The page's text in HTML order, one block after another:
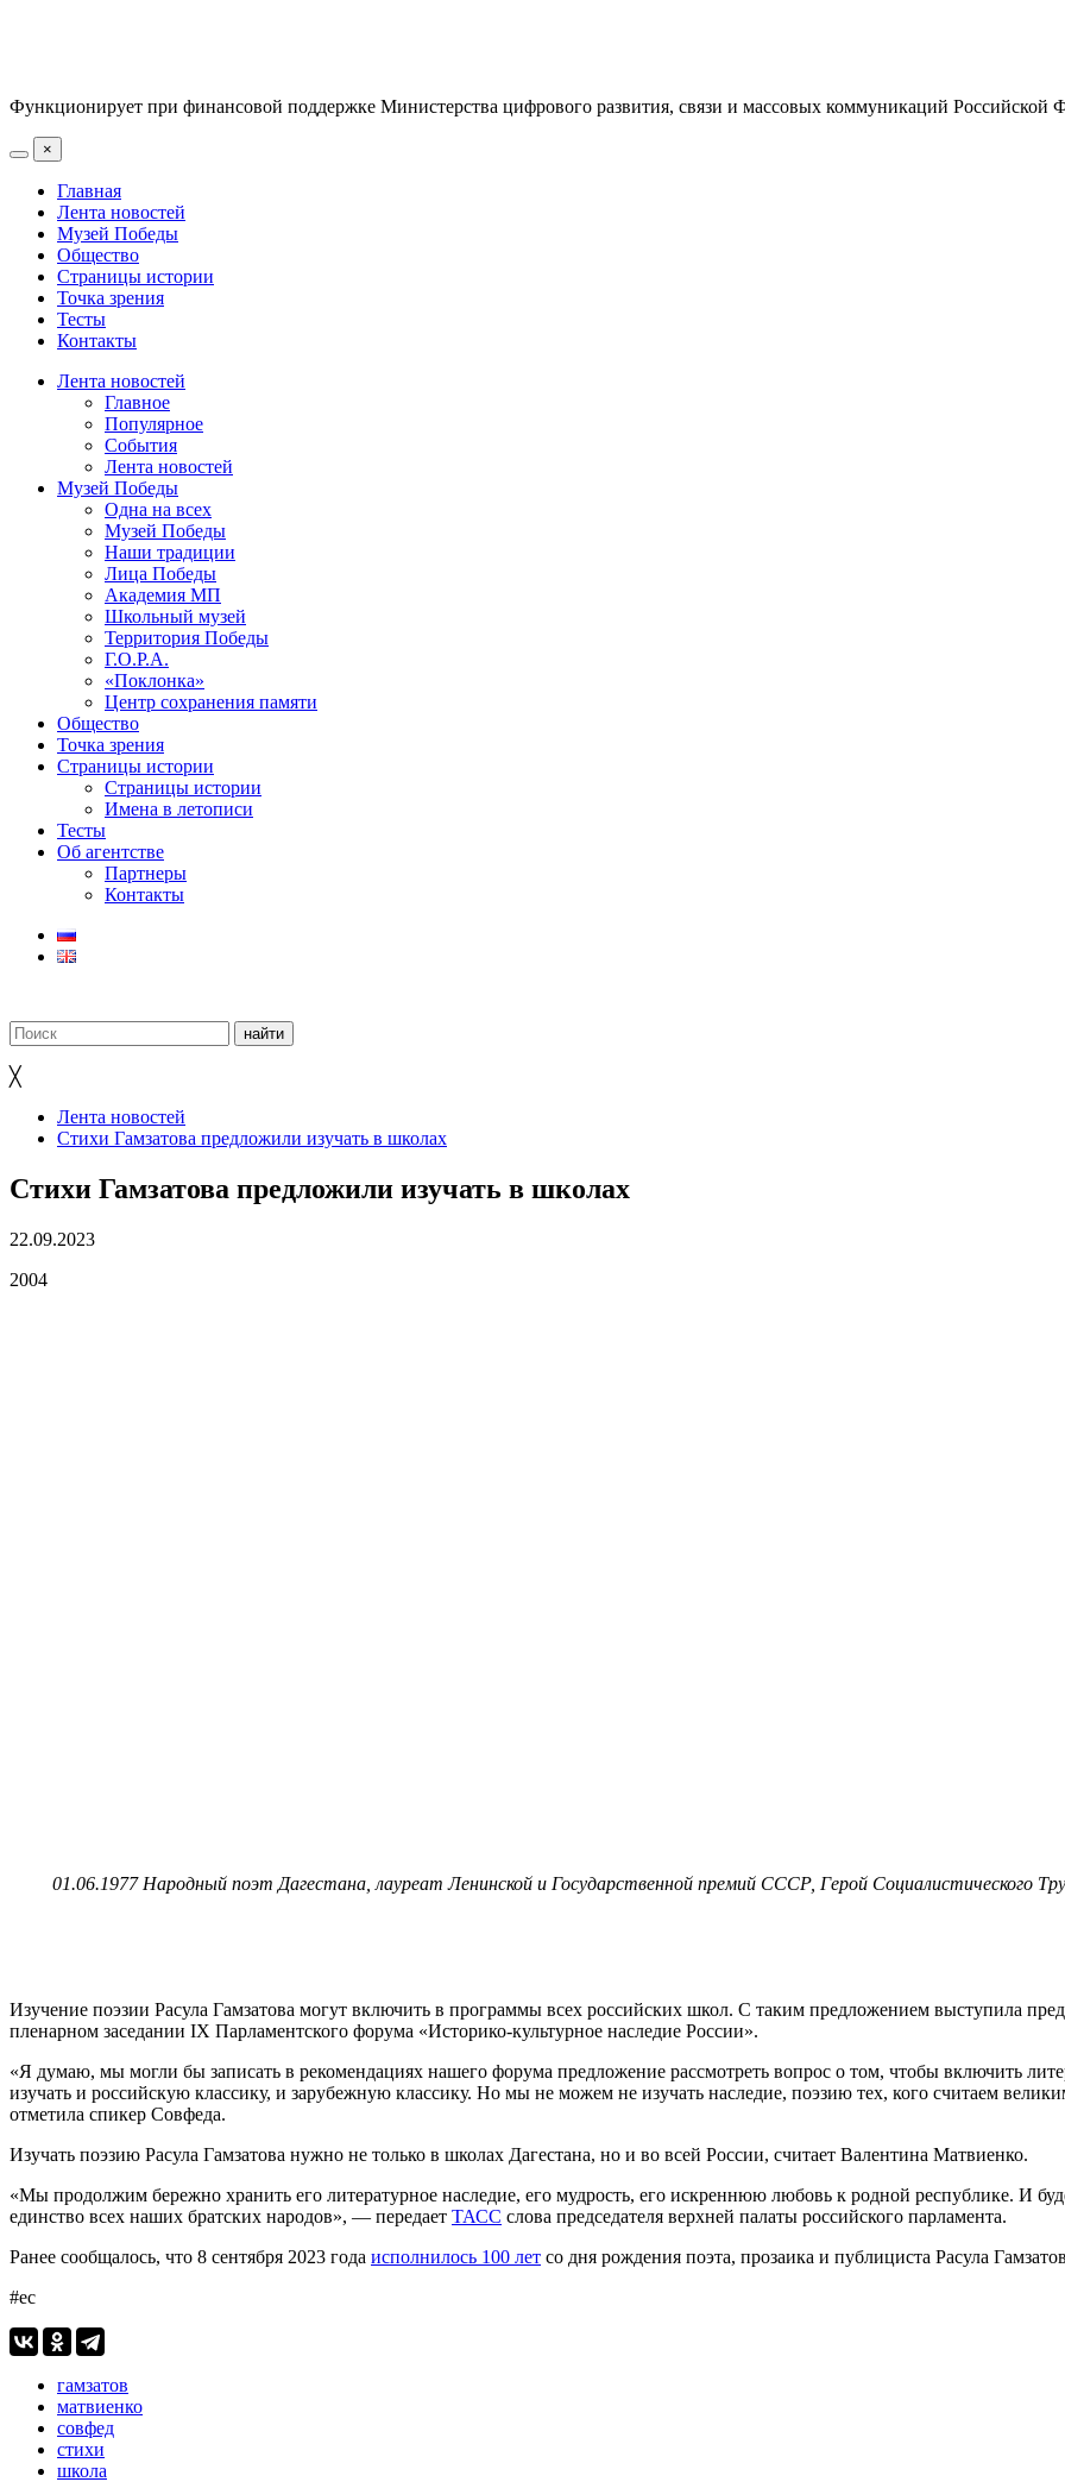
Функционирует при финансовой поддержке Министерства цифрового развития, связи и массовых коммуникаций Российской
×
Главная
Лента новостей
Музей Победы
Общество
Страницы истории
Точка зрения
Тесты
Контакты
Лента новостей
Главное
Популярное
События
Лента новостей
Музей Победы
Одна на всех
Музей Победы
Наши традиции
Лица Победы
Академия МП
Школьный музей
Территория Победы
Г.О.Р.А.
«Поклонка»
Центр сохранения памяти
Общество
Точка зрения
Страницы истории
Страницы истории
Имена в летописи
Тесты
Об агентстве
Партнеры
Контакты
╳
Лента новостей
Стихи Гамзатова предложили изучать в школах
Стихи Гамзатова предложили изучать в школах
22.09.2023
2004
01.06.1977 Народный поэт Дагестана, лауреат Ленинской и Государственной премий СССР, Герой Социалистического
Изучение поэзии Расула Гамзатова могут включить в программы всех российских школ. С таким предложением выступила
пленарном заседании IX Парламентского форума «Историко-культурное наследие России».
«Я думаю, мы могли бы записать в рекомендациях нашего форума предложение рассмотреть вопрос о том, чтобы включить
изучать и российскую классику, и зарубежную классику. Но мы не можем не изучать наследие, поэзию тех, кого считаем
отметила спикер Совфеда.
Изучать поэзию Расула Гамзатова нужно не только в школах Дагестана, но и во всей России, считает Валентина Матвиенко.
«Мы продолжим бережно хранить его литературное наследие, его мудрость, его искреннюю любовь к родной республике. И
единство всех наших братских народов», — передает ТАСС слова председателя верхней палаты российского парламента.
Ранее сообщалось, что 8 сентября 2023 года исполнилось 100 лет со дня рождения поэта, прозаика и публициста Расула
#ес
гамзатов
матвиенко
совфед
стихи
школа